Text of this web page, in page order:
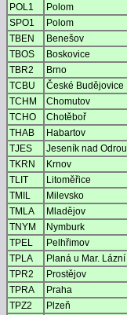
POL1 Polom
SPO1
Polom
TBEN
Benešov
TBOS
Boskovice
TBR2
Brno
TCBU
České Budějovice
TCHM
Chomutov
TCHO
Chotěboř
THAB
Habartov
TJES
Jeseník nad Odrou
TKRN
Krnov
TLIT
Litoměřice
TMIL
Milevsko
TMLA
Mladějov
TNYM
Nymburk
TPEL
Pelhřimov
TPLA
Planá u Mar. Lázní
TPR2
Prostějov
TPRA
Praha
TPZ2
Plzeň